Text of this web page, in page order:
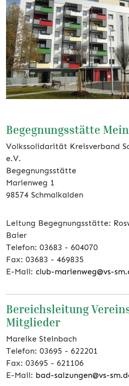
Begegnungsstätte
Volkssolidarität Kreisverband
e.V.
Begegnungsstätte
Marienweg 1
98574 Schmalkalden
Leitung Begegnungsstätte:
Baier
Telefon: 03683 - 604070
Fax: 03683 - 469835
E-Mail: club-marienweg@vs-
Bereichsleitung
Mitglieder
Mareike Steinbach
Telefon: 03695 - 622201
Fax: 03695 - 621106
E-Mail: bad-salzungen@vs-